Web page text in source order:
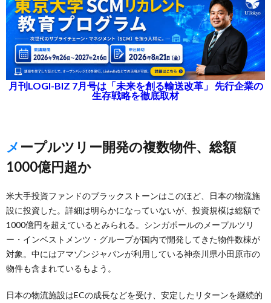
月刊LOGI-BIZ 7月号は「未来を創る輸送改革」 先行企業の
生存戦略を徹底取材
メープルツリー開発の複数物件、総額
1000億円超か
米大手投資ファンドのブラックストーンはこのほど、日本の物流施
設に投資した。詳細は明らかになっていないが、投資規模は総額で
1000億円を超えているとみられる。シンガポールのメープルツリ
ー・インベストメンツ・グループが国内で開発してきた物件数棟が
対象。中にはアマゾンジャパンが利用している神奈川県小田原市の
物件も含まれているもよう。
日本の物流施設はECの成長などを受け、安定したリターンを継続的